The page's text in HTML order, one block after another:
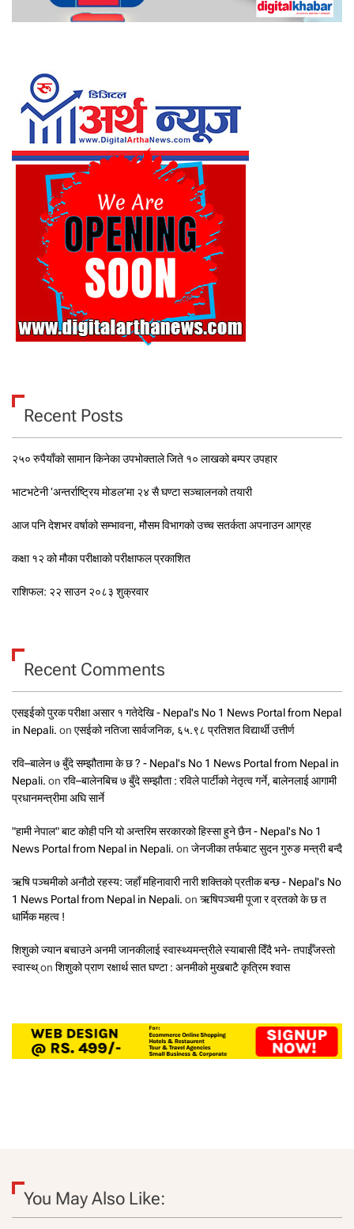
Recent Posts
२५० रुपैयाँको सामान किनेका उपभोक्ताले जिते १० लाखको बम्पर उपहार
भाटभटेनी ‘अन्तर्राष्ट्रिय मोडल’मा २४ सै घण्टा सञ्चालनको तयारी
आज पनि देशभर वर्षाको सम्भावना, मौसम विभागको उच्च सतर्कता अपनाउन आग्रह
कक्षा १२ को मौका परीक्षाको परीक्षाफल प्रकाशित
राशिफल: २२ साउन २०८३ शुक्रवार
Recent Comments
एसइईको पुरक परीक्षा असार १ गतेदेखि - Nepal's No 1 News Portal from Nepal
in Nepali. on एसईको नतिजा सार्वजनिक, ६५.९८ प्रतिशत विद्यार्थी उत्तीर्ण
रवि–बालेन ७ बुँदे सम्झौतामा के छ ? - Nepal's No 1 News Portal from Nepal in
Nepali. on रवि–बालेनबिच ७ बुँदे सम्झौता : रविले पार्टीको नेतृत्व गर्ने, बालेनलाई आगामी
प्रधानमन्त्रीमा अघि सार्ने
"हामी नेपाल" बाट कोही पनि यो अन्तरिम सरकारको हिस्सा हुने छैन - Nepal's No 1
News Portal from Nepal in Nepali. on जेनजीका तर्फबाट सुदन गुरुङ मन्त्री बन्दै
ऋषि पञ्चमीको अनौठो रहस्य: जहाँ महिनावारी नारी शक्तिको प्रतीक बन्छ - Nepal's No
1 News Portal from Nepal in Nepali. on ऋषिपञ्चमी पूजा र व्रतको के छ त
धार्मिक महत्व !
शिशुको ज्यान बचाउने अनमी जानकीलाई स्वास्थ्यमन्त्रीले स्याबासी दिँदै भने- तपाईँजस्तो
स्वास्थ्on शिशुको प्राण रक्षार्थ सात घण्टा : अनमीको मुखबाटै कृत्रिम श्वास
You May Also Like: